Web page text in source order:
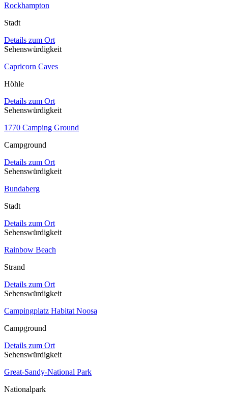
Rockhampton
Stadt
Details zum Ort
Sehenswürdigkeit
Capricorn Caves
Höhle
Details zum Ort
Sehenswürdigkeit
1770 Camping Ground
Campground
Details zum Ort
Sehenswürdigkeit
Bundaberg
Stadt
Details zum Ort
Sehenswürdigkeit
Rainbow Beach
Strand
Details zum Ort
Sehenswürdigkeit
Campingplatz Habitat Noosa
Campground
Details zum Ort
Sehenswürdigkeit
Great-Sandy-National Park
Nationalpark